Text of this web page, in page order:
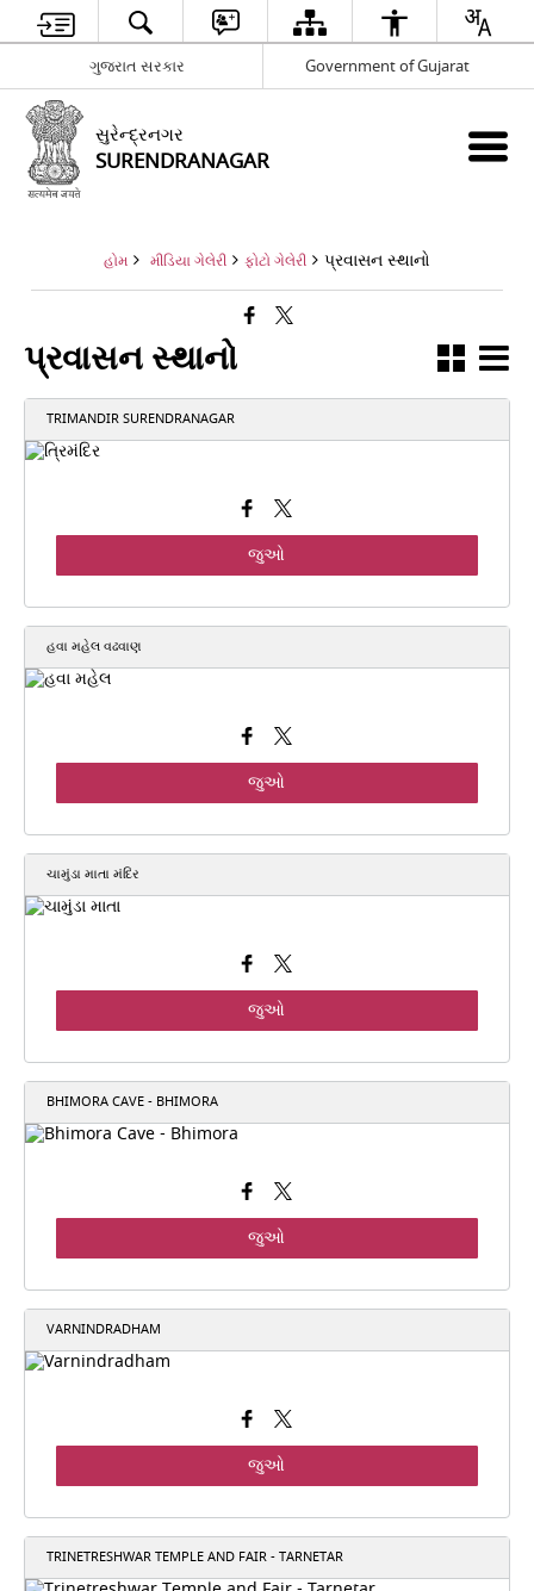
ગુજરાત સરકાર Government of Gujarat
સુરેન્દ્રનગર
SURENDRANAGAR
હોમ મીડિયા ગેલેરી ફોટો ગેલેરી પ્રવાસન સ્થાનો
પ્રવાસન સ્થાનો
TRIMANDIR SURENDRANAGAR
જુઓ
હવા મહેલ વઢવાણ
જુઓ
ચામુંડા માતા મંદિર
જુઓ
BHIMORA CAVE - BHIMORA
જુઓ
VARNINDRADHAM
જુઓ
TRINETRESHWAR TEMPLE AND FAIR - TARNETAR